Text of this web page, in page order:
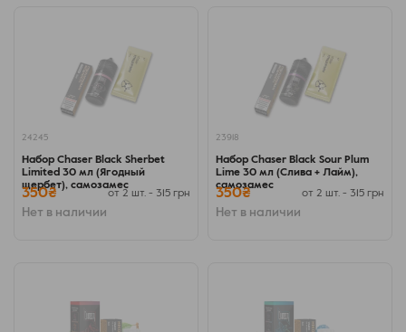
24245
Набор Chaser Black Sherbet
Limited 30 мл (Ягодный
щербет), самозамес
350₴ от 2 шт. - 315 грн
Нет в наличии
23918
Набор Chaser Black Sour Plum
Lime 30 мл (Слива + Лайм),
самозамес
350₴ от 2 шт. - 315 грн
Нет в наличии